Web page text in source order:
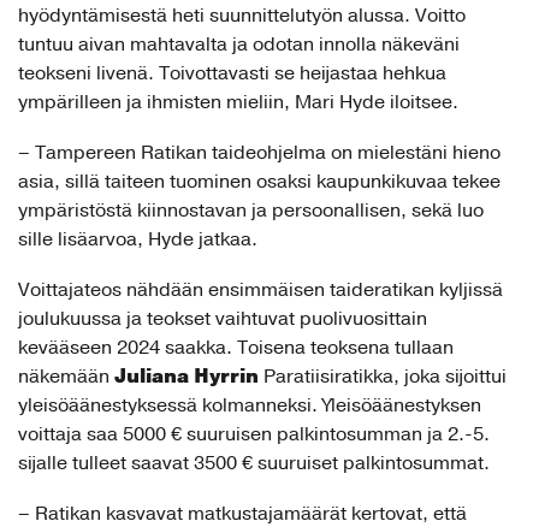
hyödyntämisestä heti suunnittelutyön alussa. Voitto
tuntuu aivan mahtavalta ja odotan innolla näkeväni
teokseni livenä. Toivottavasti se heijastaa hehkua
ympärilleen ja ihmisten mieliin, Mari Hyde iloitsee.
– Tampereen Ratikan taideohjelma on mielestäni hieno
asia, sillä taiteen tuominen osaksi kaupunkikuvaa tekee
ympäristöstä kiinnostavan ja persoonallisen, sekä luo
sille lisäarvoa, Hyde jatkaa.
Voittajateos nähdään ensimmäisen taideratikan kyljissä
joulukuussa ja teokset vaihtuvat puolivuosittain
kevääseen 2024 saakka. Toisena teoksena tullaan
näkemään Juliana Hyrrin Paratiisiratikka, joka sijoittui
yleisöäänestyksessä kolmanneksi. Yleisöäänestyksen
voittaja saa 5000 € suuruisen palkintosumman ja 2.-5.
sijalle tulleet saavat 3500 € suuruiset palkintosummat.
– Ratikan kasvavat matkustajamäärät kertovat, että